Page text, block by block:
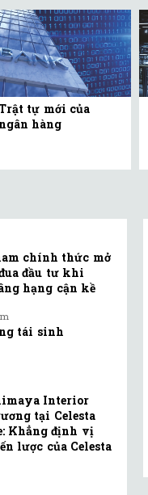
tự mới của
ngân hàng
chính thức mở
đầu tư khi
hạng cận kề
tái sinh
Interior
tại Celesta
Khẳng định vị
lược của Celesta